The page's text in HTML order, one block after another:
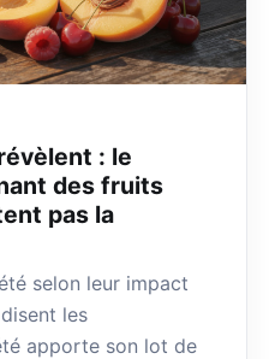
: le
des fruits
pas la
selon leur impact
les
apporte son lot de